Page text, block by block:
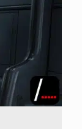
OpenAI,
John